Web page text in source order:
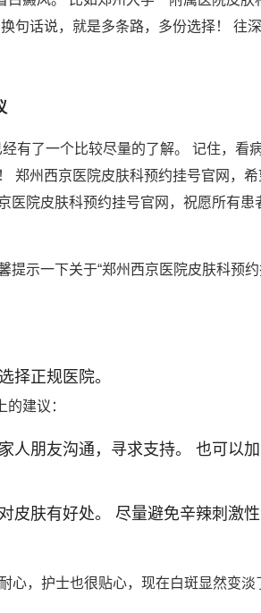
句话说，就是多条路，多份选择！ 往
有了一个比较尽量的了解。 记住，看
郑州西京医院皮肤科预约挂号官网，
院皮肤科预约挂号官网，祝愿所有
示一下关于“郑州西京医院皮肤科预约
择正规医院。
建议：
人朋友沟通，寻求支持。 也可以
肤有好处。 尽量避免辛辣刺激性
心，护士也很贴心，现在白斑显然变淡